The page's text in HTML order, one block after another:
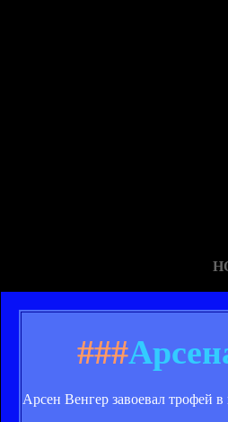
###
Арсен Венгер завоевал трофей